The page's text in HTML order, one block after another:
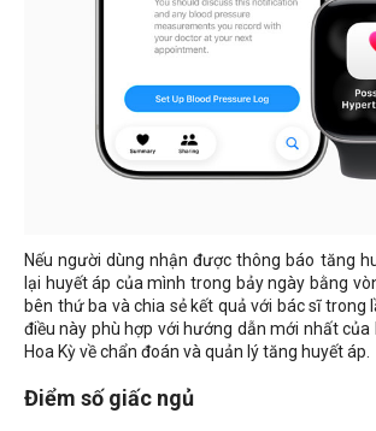
Nếu người dùng nhận được thông báo tăng
lại huyết áp của mình trong bảy ngày bằng
bên thứ ba và chia sẻ kết quả với bác sĩ trong
điều này phù hợp với hướng dẫn mới nhất của
Hoa Kỳ về chẩn đoán và quản lý tăng huyết áp.
Điểm số giấc ngủ